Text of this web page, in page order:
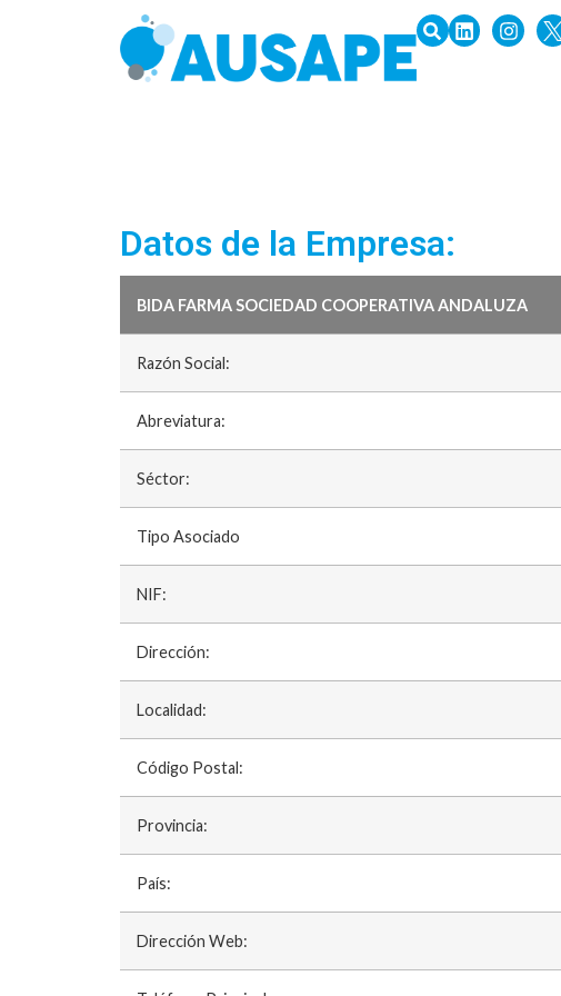
Datos de la Empresa:
BIDA FARMA SOCIEDAD COOPERATIVA ANDALUZA
Razón Social:
Abreviatura:
Séctor:
Tipo Asociado
NIF:
Dirección:
Localidad:
Código Postal:
Provincia:
País:
Dirección Web: